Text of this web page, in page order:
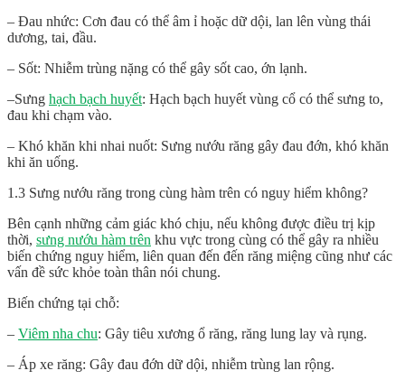
– Đau nhức: Cơn đau có thể âm ỉ hoặc dữ dội, lan lên vùng thái
dương, tai, đầu.
– Sốt: Nhiễm trùng nặng có thể gây sốt cao, ớn lạnh.
–Sưng hạch bạch huyết: Hạch bạch huyết vùng cổ có thể sưng to,
đau khi chạm vào.
– Khó khăn khi nhai nuốt: Sưng nướu răng gây đau đớn, khó khăn
khi ăn uống.
1.3 Sưng nướu răng trong cùng hàm trên có nguy hiểm không?
Bên cạnh những cảm giác khó chịu, nếu không được điều trị kịp
thời, sưng nướu hàm trên khu vực trong cùng có thể gây ra nhiều
biến chứng nguy hiểm, liên quan đến đến răng miệng cũng như các
vấn đề sức khỏe toàn thân nói chung.
Biến chứng tại chỗ:
– Viêm nha chu: Gây tiêu xương ổ răng, răng lung lay và rụng.
– Áp xe răng: Gây đau đớn dữ dội, nhiễm trùng lan rộng.